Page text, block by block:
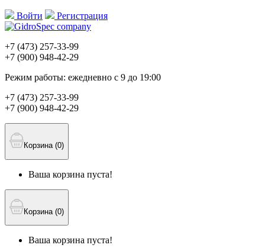
Войти Регистрация
+7 (473) 257-33-99
+7 (900) 948-42-29
Режим работы: ежедневно с 9 до 19:00
+7 (473) 257-33-99
+7 (900) 948-42-29
Корзина (0)
Ваша корзина пуста!
Корзина (0)
Ваша корзина пуста!